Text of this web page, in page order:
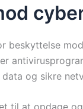
beskyttelse
og sikre